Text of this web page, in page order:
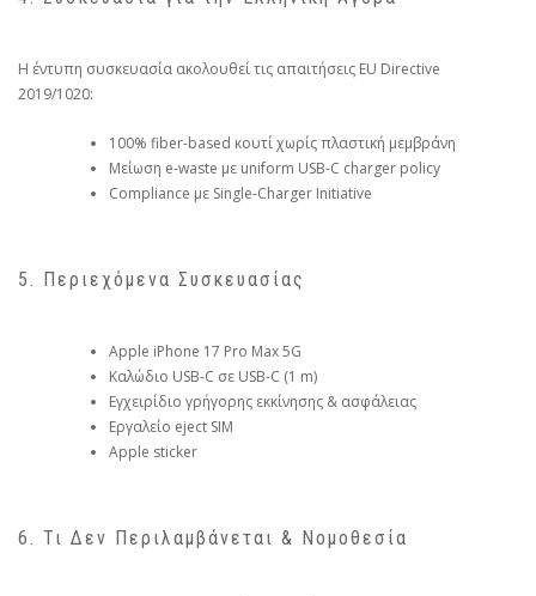
Η έντυπη συσκευασία ακολουθεί τις απαιτήσεις EU Directive
2019/1020:
100% fiber-based κουτί χωρίς πλαστική μεμβράνη
Μείωση e-waste με uniform USB-C charger policy
Compliance με Single-Charger Initiative
5. Περιεχόμενα Συσκευασίας
Apple iPhone 17 Pro Max 5G
Καλώδιο USB-C σε USB-C (1 m)
Εγχειρίδιο γρήγορης εκκίνησης & ασφάλειας
Εργαλείο eject SIM
Apple sticker
6. Τι Δεν Περιλαμβάνεται & Νομοθεσία